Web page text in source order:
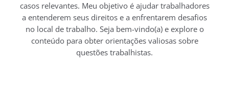
casos relevantes. Meu objetivo é ajudar trabalhadores
a entenderem seus direitos e a enfrentarem desafios
no local de trabalho. Seja bem-vindo(a) e explore o
conteúdo para obter orientações valiosas sobre
questões trabalhistas.